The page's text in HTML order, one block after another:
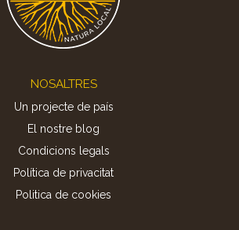
NOSALTRES
Un projecte de país
El nostre blog
Condicions legals
Política de privacitat
Politica de cookies